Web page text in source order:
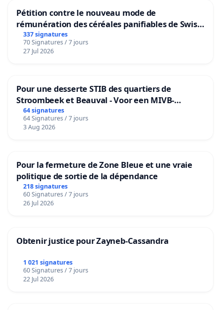
Pétition contre le nouveau mode de
rémunération des céréales panifiables de Swiss
granum basé sur la teneur en protéines
337 signatures
70 Signatures / 7 jours
27 Jul 2026
Pour une desserte STIB des quartiers de
Stroombeek et Beauval - Voor een MIVB-
bediening van de wijken Strombeek en Het
Voor
64 signatures
64 Signatures / 7 jours
3 Aug 2026
Pour la fermeture de Zone Bleue et une vraie
politique de sortie de la dépendance
218 signatures
60 Signatures / 7 jours
26 Jul 2026
Obtenir justice pour Zayneb-Cassandra
1 021 signatures
60 Signatures / 7 jours
22 Jul 2026